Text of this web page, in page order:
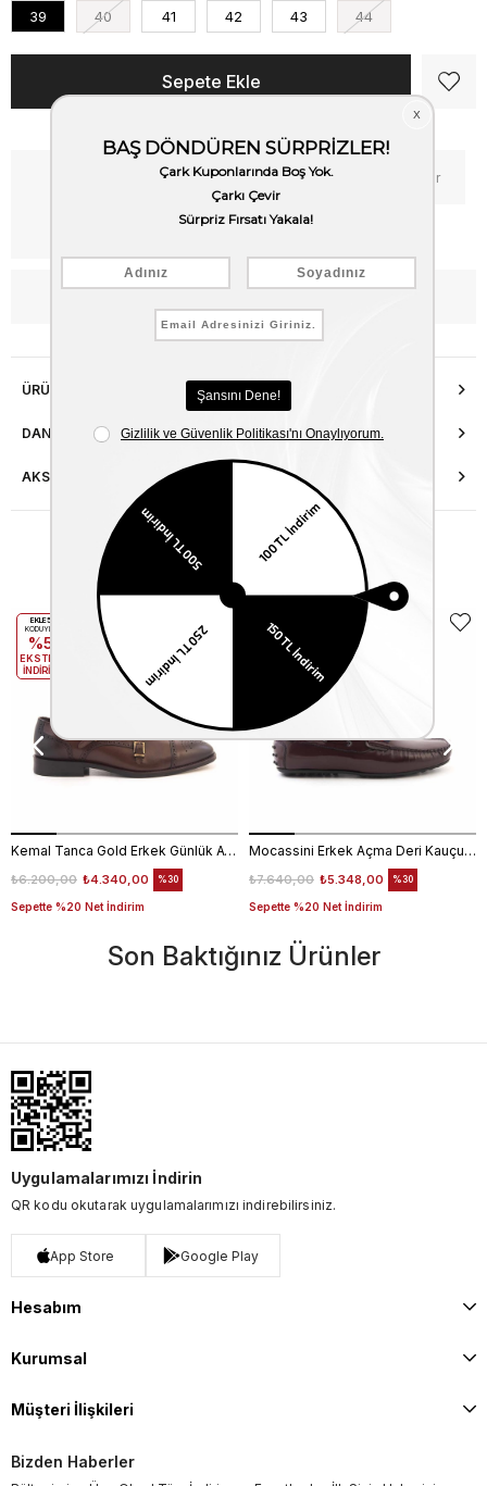
39 40 41 42 43 44
Fiyat Düşünce Haber Ver
ÜRÜN ÖZELLIKLERI
DANIŞMA HATTI
AKSESUAR ONARIMI
Benzer Ürünler
Kemal Tanca Gold Erkek Günlük Ayakkabı 6612-152
₺4.340,00
₺6.200,00
Sepette %20 Net İndirim
%30
EKLE5
KODUYLA
%5
EKSTRA
İNDİRİM
Mocassini Erkek Açma Deri Kauçuk Taban Bordo Günlük Ayakkabı
₺5.348,00
₺7.640,00
Sepette %20 Net İndirim
%30
KODUYLA
%5
EKSTRA
Son Baktığınız Ürünler
Uygulamalarımızı İndirin
QR kodu okutarak uygulamalarımızı indirebilirsiniz.
App Store Google Play
Hesabım
Kurumsal
Müşteri İlişkileri
Bizden Haberler